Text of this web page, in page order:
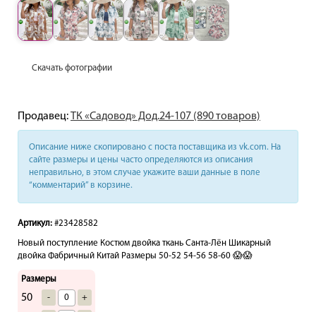
Скачать фотографии
Продавец:ТК «Садовод» Дод.24-107 (890 товаров)
Описание ниже скопировано с поста поставщика из vk.com. На
сайте размеры и цены часто определяются из описания
неправильно, в этом случае укажите ваши данные в поле
“комментарий” в корзине.
Артикул: #23428582
Новый поступление Костюм двойка ткань Санта-Лён Шикарный
двойка Фабричный Китай Размеры 50-52 54-56 58-60 😱😱
Размеры
50 - +